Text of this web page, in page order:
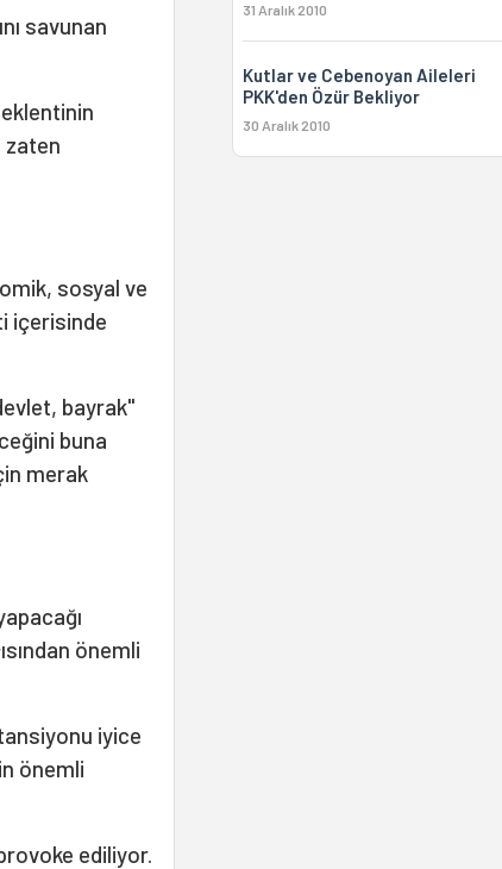
savunan
zaten
sosyal ve
içerisinde
bayrak"
buna
merak
önemli
iyice
önemli
ediliyor.
31 Aralık 2010
Kutlar ve Cebenoyan Aileleri
PKK'den Özür Bekliyor
30 Aralık 2010